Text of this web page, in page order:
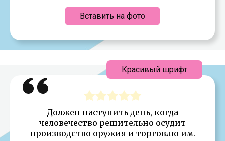
Вставить на фото
Должен наступить день, когда
человечество решительно осудит
производство оружия и торговлю им.
Красивый шрифт